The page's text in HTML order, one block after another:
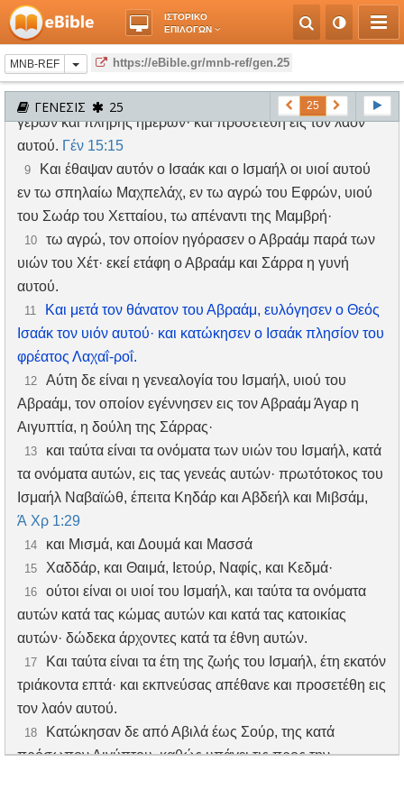
ΙΣΤΟΡΙΚΟ
ΕΠΙΛΟΓΩΝ
MNB-REF https://eBible.gr/mnb-ref/gen.25
ΓΕΝΕΣΙΣ 25 25
μακράν από του υιού αυτού Ισαάκ προς ανατολάς, εις την
γην της Ανατολής.
7
Και ταύτα είναι τα έτη των ημερών της ζωής του
Αβραάμ, όσα έζησεν, έτη εκατόν εβδομήκοντα πέντε.
8
Και εκπνεύσας απέθανεν ο Αβραάμ εν γήρατι καλώ,
γέρων και πλήρης ημερών· και προσετέθη εις τον λαόν
αυτού. Γέν 15:15
9
Και έθαψαν αυτόν ο Ισαάκ και ο Ισμαήλ οι υιοί αυτού
εν τω σπηλαίω Μαχπελάχ, εν τω αγρώ του Εφρών, υιού
του Σωάρ του Χετταίου, τω απέναντι της Μαμβρή·
10
τω αγρώ, τον οποίον ηγόρασεν ο Αβραάμ παρά των
υιών του Χέτ· εκεί ετάφη ο Αβραάμ και Σάρρα η γυνή
αυτού.
11
Και μετά τον θάνατον του Αβραάμ, ευλόγησεν ο Θεός
Ισαάκ τον υιόν αυτού· και κατώκησεν ο Ισαάκ πλησίον του
φρέατος Λαχαΐ-ροΐ.
12
Αύτη δε είναι η γενεαλογία του Ισμαήλ, υιού του
Αβραάμ, τον οποίον εγέννησεν εις τον Αβραάμ Άγαρ η
Αιγυπτία, η δούλη της Σάρρας·
13
και ταύτα είναι τα ονόματα των υιών του Ισμαήλ, κατά
τα ονόματα αυτών, εις τας γενεάς αυτών· πρωτότοκος του
Ισμαήλ Ναβαϊώθ, έπειτα Κηδάρ και Αβδεήλ και Μιβσάμ,
Ά Χρ 1:29
14 και Μισμά, και Δουμά και Μασσά
15 Χαδδάρ, και Θαιμά, Ιετούρ, Ναφίς, και Κεδμά·
16
ούτοι είναι οι υιοί του Ισμαήλ, και ταύτα τα ονόματα
αυτών κατά τας κώμας αυτών και κατά τας κατοικίας
αυτών· δώδεκα άρχοντες κατά τα έθνη αυτών.
17
Και ταύτα είναι τα έτη της ζωής του Ισμαήλ, έτη εκατόν
τριάκοντα επτά· και εκπνεύσας απέθανε και προσετέθη εις
τον λαόν αυτού.
18
Κατώκησαν δε από Αβιλά έως Σούρ, της κατά
πρόσωπον Αιγύπτου, καθώς υπάγει τις προς την